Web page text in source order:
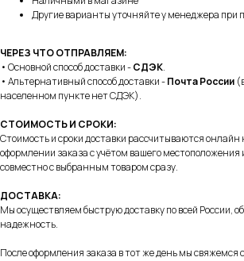
Другие варианты уточняйте у менеджера при
ЧЕРЕЗ ЧТО ОТПРАВЛЯЕМ:
• Основной способ доставки -СДЭК.
• Альтернативный способ доставки -Почта России
населенном пункте нет СДЭК).
СТОИМОСТЬ И СРОКИ:
Стоимость и сроки доставки рассчитываются
оформлении заказа с учётом вашего местоположения
совместно с выбранным товаром сразу.
ДОСТАВКА:
Мы осуществляем быструю доставку по всей России,
надежность.
После оформления заказа в тот же день мы свяжемся
+7 995 122 30 95
Телефон службы заботы, 10:00 – 22:00
г. Краснодар, ул. Восточно-
Кругликовская, 18/1
г. Сочи, ул. Навагинская, 7/3